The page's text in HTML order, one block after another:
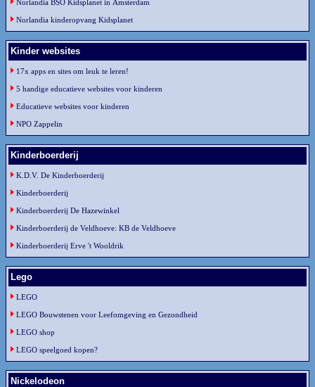
Norlandia BSO Kidsplanet in Amsterdam
Norlandia kinderopvang Kidsplanet
Kinder websites
17x apps en sites om leuk te leren!
5 handige educatieve websites voor kinderen
Educatieve websites voor kinderen
NPO Zappelin
Kinderboerderij
K.D.V. De Kinderboerderij
Kinderboerderij
Kinderboerderij De Hazewinkel
Kinderboerderij de Veldhoeve: KB de Veldhoeve
Kinderboerderij Erve 't Wooldrik
Lego
LEGO
LEGO Bouwstenen voor Leefomgeving en Gezondheid
LEGO shop
LEGO speelgoed kopen?
Nickelodeon